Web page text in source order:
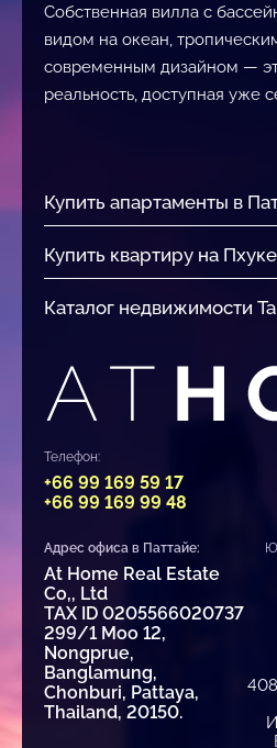
Собственная вилла с
видом на океан,
современным дизайном —
реальность, доступная уже
Купить апартаменты в
Купить квартиру на
Каталог недвижимости
Телефон:
+66 99 169 59 17
+66 99 169 99 48
Адрес офиса в Паттайе:
At Home Real Estate
Co,, Ltd
TAX ID 0205566020737
299/1 Moo 12,
Nongprue,
Banglamung,
Chonburi, Pattaya,
Thailand, 20150.